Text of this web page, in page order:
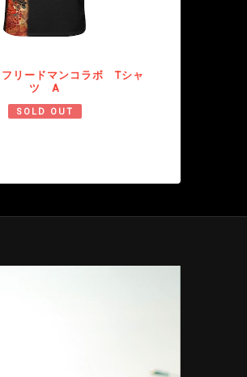
フリードマンコラボ Tシャ
ツ A
SOLD OUT